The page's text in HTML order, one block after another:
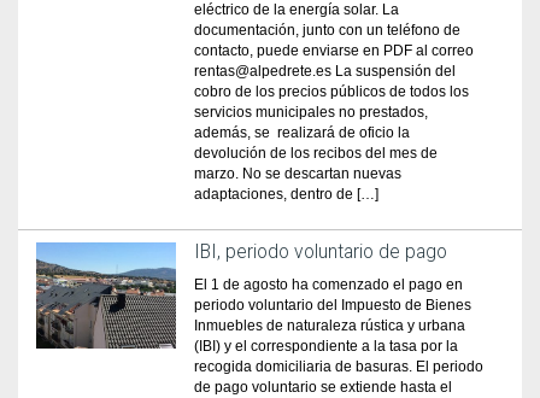
eléctrico de la energía solar. La
documentación, junto con un teléfono de
contacto, puede enviarse en PDF al correo
rentas@alpedrete.es La suspensión del
cobro de los precios públicos de todos los
servicios municipales no prestados,
además, se realizará de oficio la
devolución de los recibos del mes de
marzo. No se descartan nuevas
adaptaciones, dentro de […]
IBI, periodo voluntario de pago
El 1 de agosto ha comenzado el pago en
periodo voluntario del Impuesto de Bienes
Inmuebles de naturaleza rústica y urbana
(IBI) y el correspondiente a la tasa por la
recogida domiciliaria de basuras. El periodo
de pago voluntario se extiende hasta el